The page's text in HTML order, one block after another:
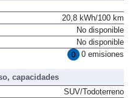
20,8 kWh/100 km
No disponible
No disponible
0 emisiones
capacidades
SUV/Todoterreno